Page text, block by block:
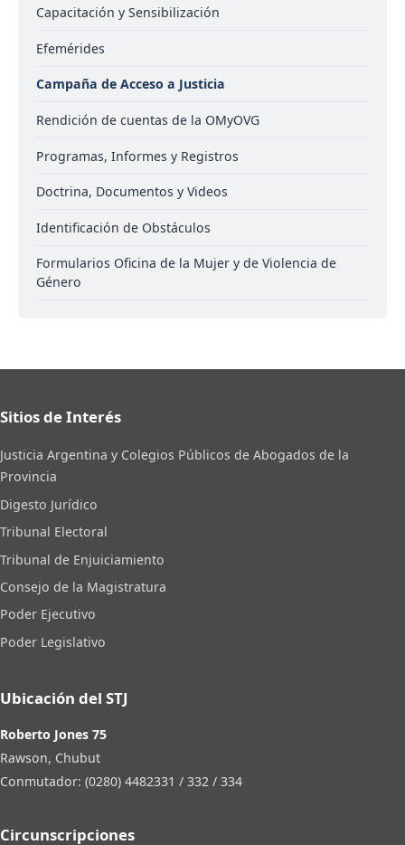
Capacitación y Sensibilización
Efemérides
Campaña de Acceso a Justicia
Rendición de cuentas de la OMyOVG
Programas, Informes y Registros
Doctrina, Documentos y Videos
Identificación de Obstáculos
Formularios Oficina de la Mujer y de Violencia de
Género
Sitios de Interés
Justicia Argentina y Colegios Públicos de Abogados de la
Provincia
Digesto Jurídico
Tribunal Electoral
Tribunal de Enjuiciamiento
Consejo de la Magistratura
Poder Ejecutivo
Poder Legislativo
Ubicación del STJ
Roberto Jones 75
Rawson, Chubut
Conmutador: (0280) 4482331 / 332 / 334
Circunscripciones